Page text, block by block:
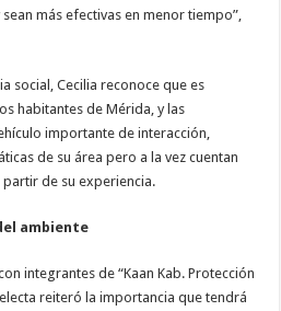
más efectivas en menor tiempo”,
social, Cecilia reconoce que es
habitantes de Mérida, y las
importante de interacción,
de su área pero a la vez cuentan
de su experiencia.
ambiente
integrantes de “Kaan Kab. Protección
reiteró la importancia que tendrá